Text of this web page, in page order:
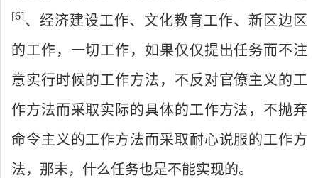
[6]、经济建设工作、文化教育工作、新区边区
的工作，一切工作，如果仅仅提出任务而不注
意实行时候的工作方法，不反对官僚主义的工
作方法而采取实际的具体的工作方法，不抛弃
命令主义的工作方法而采取耐心说服的工作方
法，那末，什么任务也是不能实现的。